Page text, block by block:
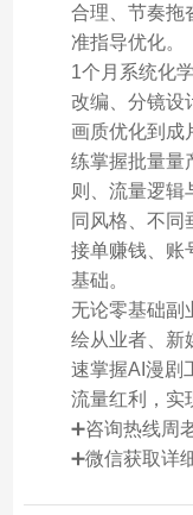
合理、节奏拖
准指导优化。
1个月系统化
改编、分镜设
画质优化到成
练掌握批量量
则、流量逻辑
同风格、不同
接单赚钱、账
基础。
无论零基础副
绘从业者、新
速掌握AI漫剧
流量红利，实
➕咨询热线周
➕微信获取详